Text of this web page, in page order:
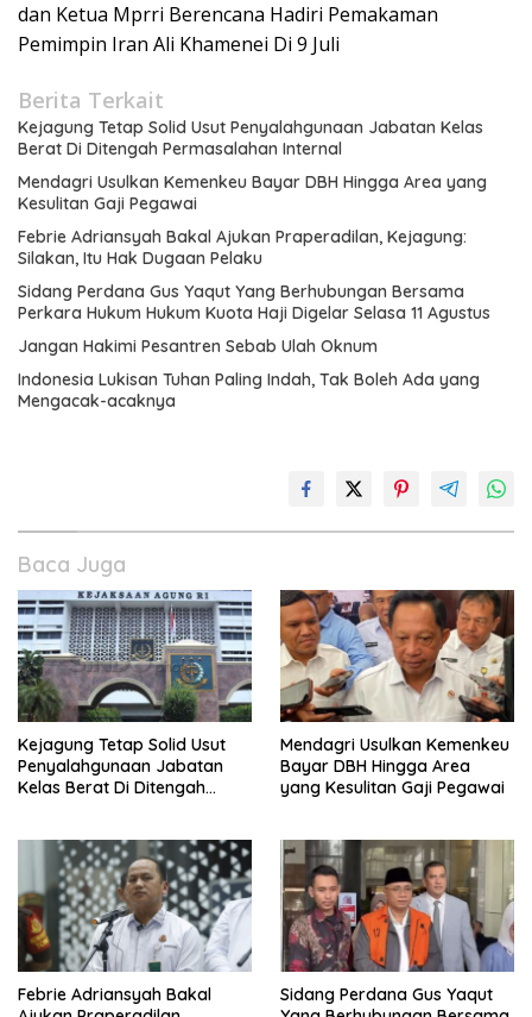
dan Ketua Mprri Berencana Hadiri Pemakaman
Pemimpin Iran Ali Khamenei Di 9 Juli
Berita Terkait
Kejagung Tetap Solid Usut Penyalahgunaan Jabatan Kelas
Berat Di Ditengah Permasalahan Internal
Mendagri Usulkan Kemenkeu Bayar DBH Hingga Area yang
Kesulitan Gaji Pegawai
Febrie Adriansyah Bakal Ajukan Praperadilan, Kejagung:
Silakan, Itu Hak Dugaan Pelaku
Sidang Perdana Gus Yaqut Yang Berhubungan Bersama
Perkara Hukum Hukum Kuota Haji Digelar Selasa 11 Agustus
Jangan Hakimi Pesantren Sebab Ulah Oknum
Indonesia Lukisan Tuhan Paling Indah, Tak Boleh Ada yang
Mengacak-acaknya
Baca Juga
Kejagung Tetap Solid Usut
Penyalahgunaan Jabatan
Kelas Berat Di Ditengah
Mendagri Usulkan Kemenkeu
Bayar DBH Hingga Area
yang Kesulitan Gaji Pegawai
Febrie Adriansyah Bakal
Sidang Perdana Gus Yaqut